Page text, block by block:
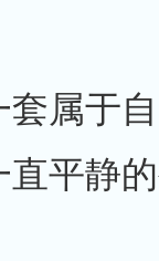
属于
平静